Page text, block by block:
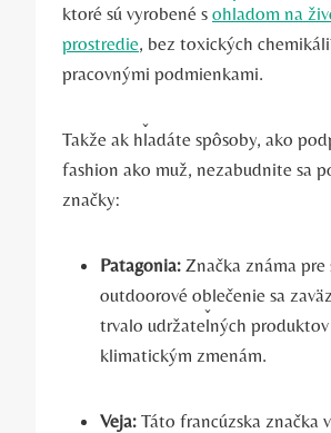
ktoré sú vyrobené s ohľadom na
prostredie, bez toxických
pracovnými podmienkami.
Takže ak hľadáte spôsoby, ako
fashion ako muž, nezabudnite sa
značky:
Patagonia: Značka známa pre
outdoorové oblečenie sa
trvalo udržateľných
klimatickým zmenám.
Veja: Táto francúzska značka